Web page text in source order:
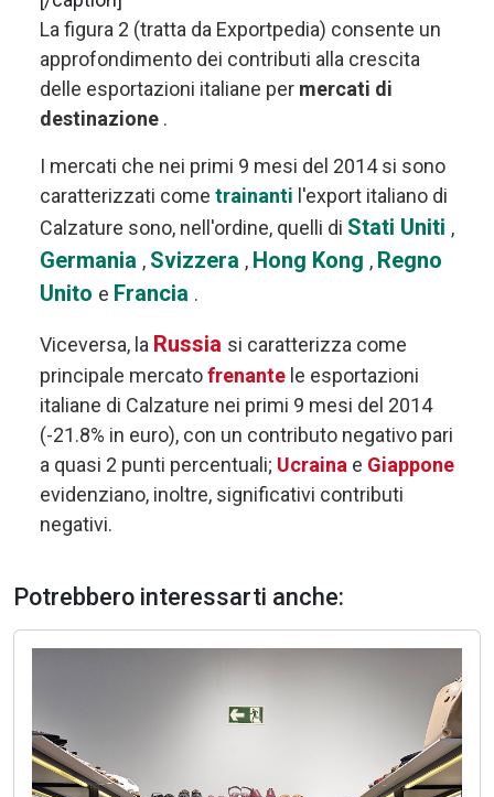
La figura 2 (tratta da Exportpedia) consente un
approfondimento dei contributi alla crescita
delle esportazioni italiane per mercati di
destinazione .
I mercati che nei primi 9 mesi del 2014 si sono
caratterizzati come trainanti l'export italiano di
Calzature sono, nell'ordine, quelli di Stati Uniti ,
Germania , Svizzera , Hong Kong , Regno
Unito e Francia .
Viceversa, la Russia si caratterizza come
principale mercatofrenante le esportazioni
italiane di Calzature nei primi 9 mesi del 2014
(-21.8% in euro), con un contributo negativo pari
a quasi 2 punti percentuali; Ucraina e Giappone
evidenziano, inoltre, significativi contributi
negativi.
Potrebbero interessarti anche: